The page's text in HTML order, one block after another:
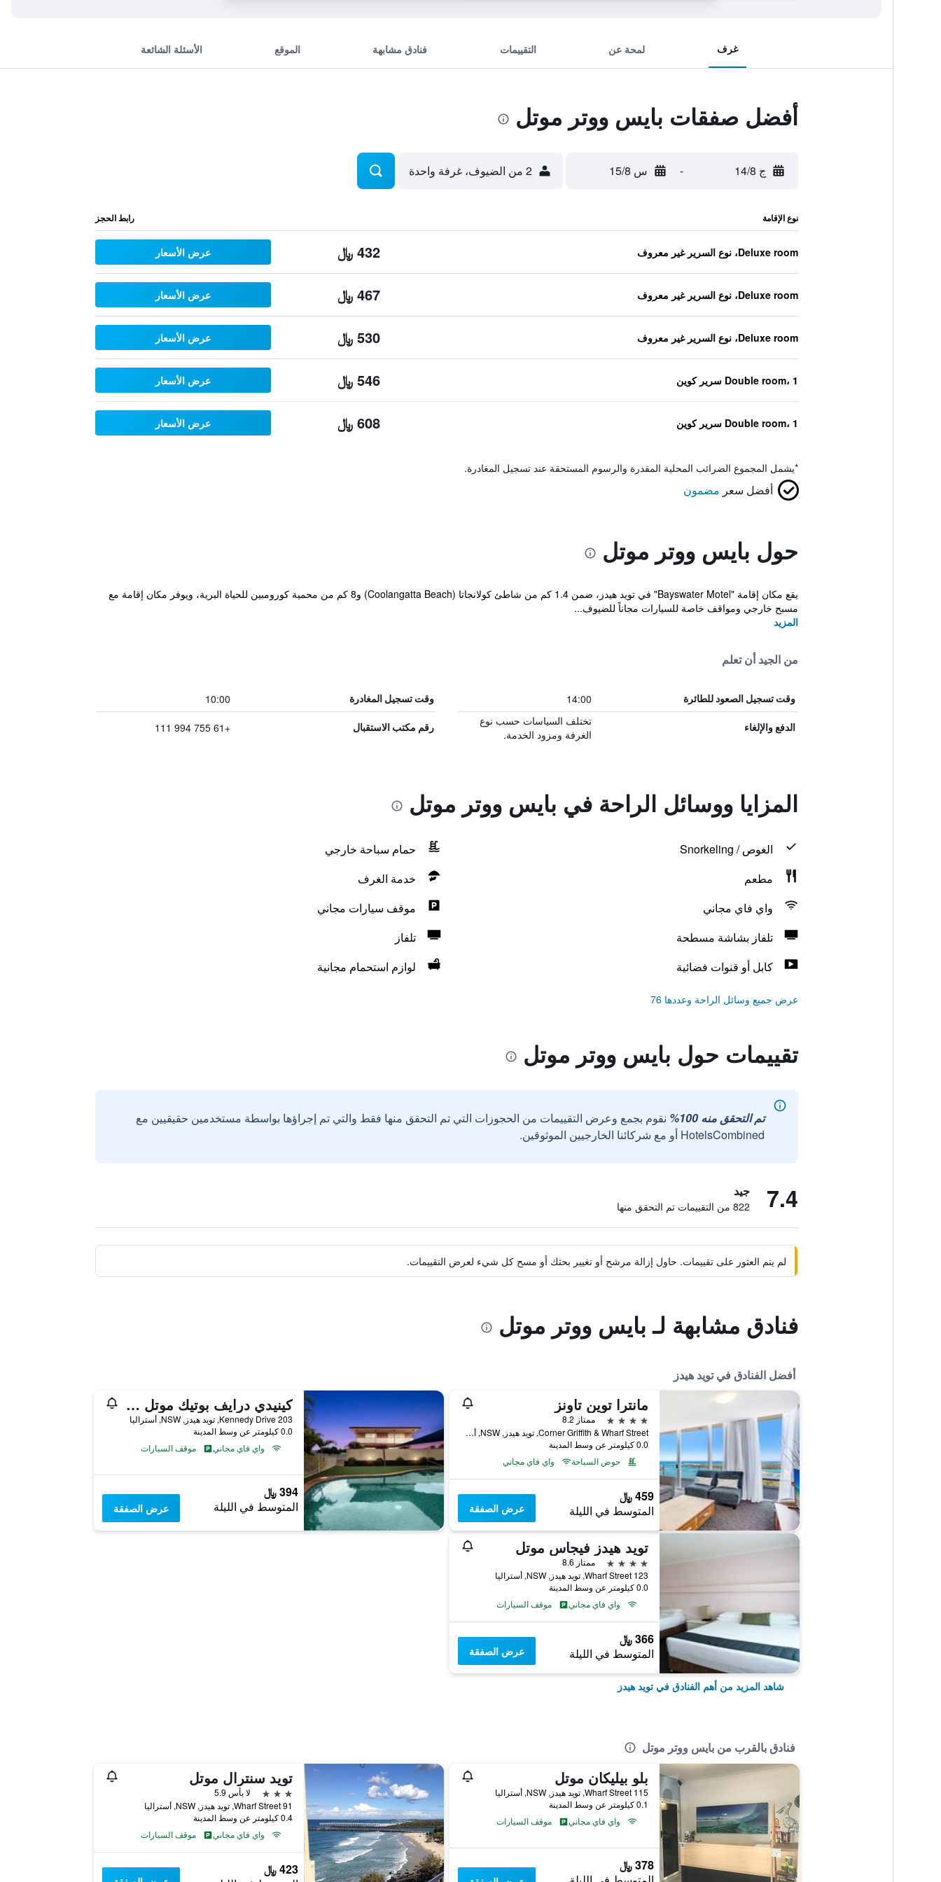
غرف لمحة عن التقييمات فنادق مشابهة الموقع الأسئلة الشائعة
أفضل صفقات بايس ووتر موتل
ج 14/8 - س 15/8 2 من الضيوف، غرفة واحدة
نوع الإقامة رابط الحجز
Deluxe room، نوع السرير غير معروف 432 ﷼ عرض الأسعار
Deluxe room، نوع السرير غير معروف 467 ﷼ عرض الأسعار
Deluxe room، نوع السرير غير معروف 530 ﷼ عرض الأسعار
Double room، 1 سرير كوين 546 ﷼ عرض الأسعار
Double room، 1 سرير كوين 608 ﷼ عرض الأسعار
*يشمل المجموع الضرائب المحلية المقدرة والرسوم المستحقة عند تسجيل المغادرة.
أفضل سعر مضمون
حول بايس ووتر موتل
يقع مكان إقامة "Bayswater Motel" في تويد هيدز، ضمن 1.4 كم من شاطئ كولانجاتا (Coolangatta Beach) و8 كم من محمية كورومبين للحياة البرية، ويوفر مكان إقامة مع
مسبح خارجي ومواقف خاصة للسيارات مجاناً للضيوف...
المزيد
من الجيد أن تعلم
وقت تسجيل الصعود للطائرة 14:00 وقت تسجيل المغادرة 10:00
الدفع والإلغاء
تختلف السياسات حسب نوع
الغرفة ومزود الخدمة.
رقم مكتب الاستقبال +61 755 994 111
المزايا ووسائل الراحة في بايس ووتر موتل
الغوص / Snorkeling
حمام سباحة خارجي
مطعم
خدمة الغرف
واي فاي مجاني
موقف سيارات مجاني
تلفاز بشاشة مسطحة
تلفاز
كابل أو قنوات فضائية
لوازم استحمام مجانية
عرض جميع وسائل الراحة وعددها 76
تقييمات حول بايس ووتر موتل
تم التحقق منه 100%
نقوم بجمع وعرض التقييمات من الحجوزات التي تم التحقق منها فقط والتي تم إجراؤها بواسطة مستخدمين حقيقيين مع
HotelsCombined أو مع شركائنا الخارجيين الموثوقين.
7.4 جيد
822 من التقييمات تم التحقق منها
لم يتم العثور على تقييمات. حاول إزالة مرشح أو تغيير بحثك أو مسح كل شيء لعرض التقييمات.
فنادق مشابهة لـ بايس ووتر موتل
أفضل الفنادق في تويد هيدز
مانترا توين تاونز
4 نجوم
ممتاز 8.2
Corner Griffith & Wharf Street, تويد هيدز, NSW, أستراليا
0.0 كيلومتر عن وسط المدينة
حوض السباحة
واي فاي مجاني
459 ﷼
المتوسط في الليلة عرض الصفقة
كينيدي درايف بوتيك موتل آند نورسري | كلوس تو سيتي سنتر آند جولد كوست أيربورت
203 Kennedy Drive, تويد هيدز, NSW, أستراليا
0.0 كيلومتر عن وسط المدينة
واي فاي مجاني
موقف السيارات
394 ﷼
المتوسط في الليلة عرض الصفقة
تويد هيدز فيجاس موتل
4 نجوم
ممتاز 8.6
123 Wharf Street, تويد هيدز, NSW, أستراليا
0.0 كيلومتر عن وسط المدينة
واي فاي مجاني
موقف السيارات
366 ﷼
المتوسط في الليلة عرض الصفقة
شاهد المزيد من أهم الفنادق في تويد هيدز
فنادق بالقرب من بايس ووتر موتل
بلو بيليكان موتل
115 Wharf Street, تويد هيدز, NSW, أستراليا
0.1 كيلومتر عن وسط المدينة
واي فاي مجاني
موقف السيارات
378 ﷼
تويد سنترال موتل
3 نجوم
لا بأس 5.9
91 Wharf Street, تويد هيدز, NSW, أستراليا
0.4 كيلومتر عن وسط المدينة
واي فاي مجاني
موقف السيارات
423 ﷼